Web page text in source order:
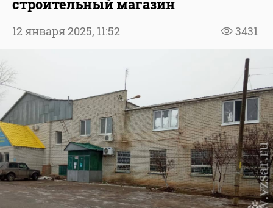
строительный магазин
3431
12 января 2025, 11:52